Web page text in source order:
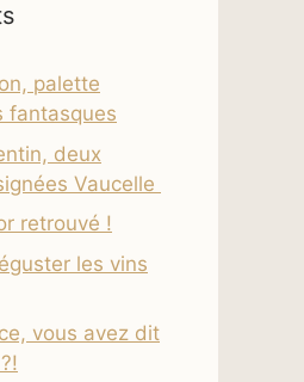
palette
fantasques
deux
Vaucelle
retrouvé !
les vins
vous avez dit